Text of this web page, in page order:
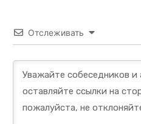
Отслеживать